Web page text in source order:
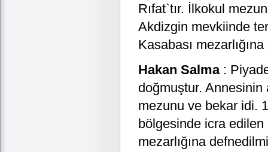
Rıfat`tır. İlkokul
Akdizgin mevkiinde
Kasabası
Hakan Salma:
doğmuştur. Annesinin
mezunu ve bekar idi.
bölgesinde icra edilen
mezarlığına